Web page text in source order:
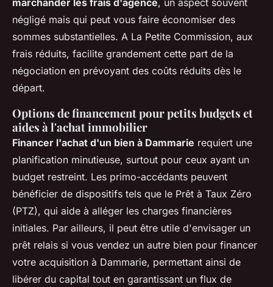
négligé mais qui peut vous faire économiser des
sommes substantielles. A La Petite Commission, aux
frais réduits, facilite grandement cette part de la
négociation en prévoyant des coûts réduits dès le
départ.
Options de financement pour petits budgets et
aides à l'achat immobilier
Financer l'achat d'un bien à Dammarie requiert une
planification minutieuse, surtout pour ceux ayant un
budget restreint. Les primo-accédants peuvent
bénéficier de dispositifs tels que le Prêt à Taux Zéro
(PTZ), qui aide à alléger les charges financières
initiales. Par ailleurs, il peut être utile d'envisager un
prêt relais si vous vendez un autre bien pour financer
votre acquisition à Dammarie, permettant ainsi de
libérer du capital tout en garantissant un flux de